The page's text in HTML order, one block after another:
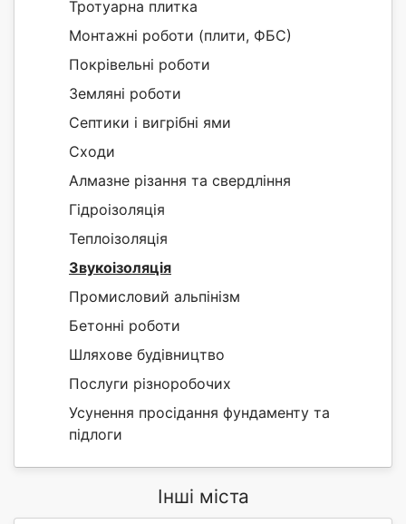
Тротуарна плитка
Монтажні роботи (плити, ФБС)
Покрівельні роботи
Земляні роботи
Септики і вигрібні ями
Сходи
Алмазне різання та свердління
Гідроізоляція
Теплоізоляція
Звукоізоляція
Промисловий альпінізм
Бетонні роботи
Шляхове будівництво
Послуги різноробочих
Усунення просідання фундаменту та
підлоги
Інші міста